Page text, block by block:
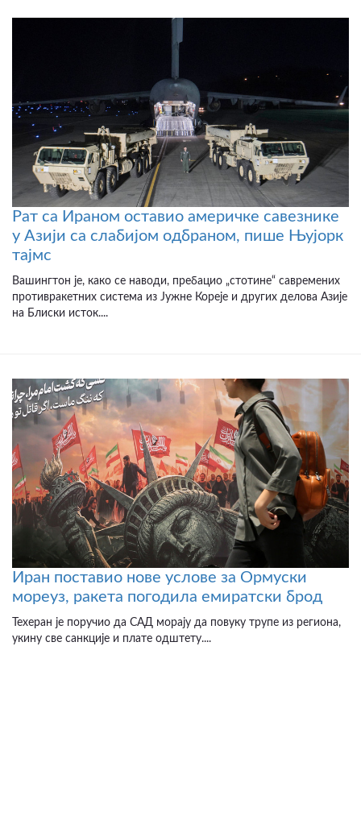
Рат са Ираном оставио америчке савезнике
у Азији са слабијом одбраном, пише Њујорк
тајмс
Вашингтон је, како се наводи, пребацио „стотине“ савремених
противракетних система из Јужне Кореје и других делова Азије
на Блиски исток....
Иран поставио нове услове за Ормуски
мореуз, ракета погодила емиратски брод
Техеран је поручио да САД морају да повуку трупе из региона,
укину све санкције и плате одштету....